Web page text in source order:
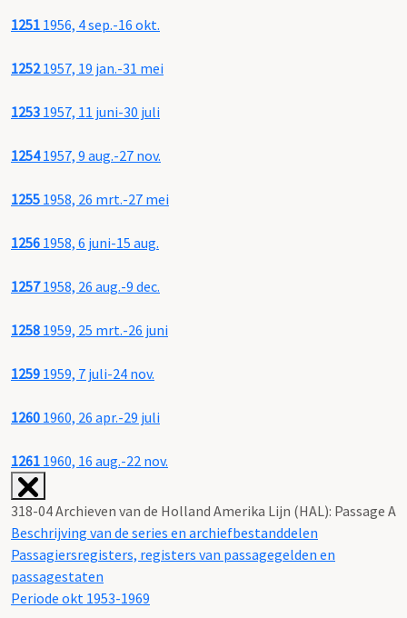
1251 1956, 4 sep.-16 okt.
12521957, 19 jan.-31 mei
1253 1957, 11 juni-30 juli
12541957, 9 aug.-27 nov.
1255 1958, 26 mrt.-27 mei
1256 1958, 6 juni-15 aug.
12571958, 26 aug.-9 dec.
1258 1959, 25 mrt.-26 juni
1259 1959, 7 juli-24 nov.
1260 1960, 26 apr.-29 juli
1261 1960, 16 aug.-22 nov.
318-04 Archieven van de Holland Amerika Lijn (HAL): Passage A
Beschrijving van de series en archiefbestanddelen
Passagiersregisters, registers van passagegelden en
passagestaten
Periode okt 1953-1969